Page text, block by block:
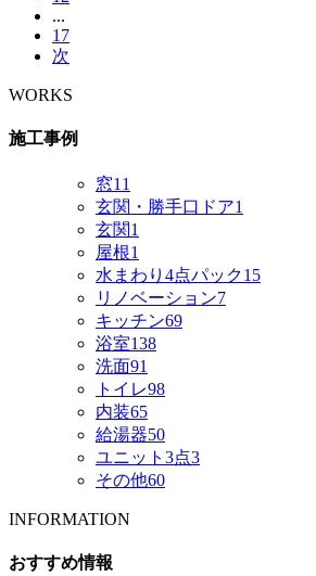
...
17
次
WORKS
施工事例
窓11
玄関・勝手口ドア1
玄関1
屋根1
水まわり4点パック15
リノベーション7
キッチン69
浴室138
洗面91
トイレ98
内装65
給湯器50
ユニット3点3
その他60
INFORMATION
おすすめ情報